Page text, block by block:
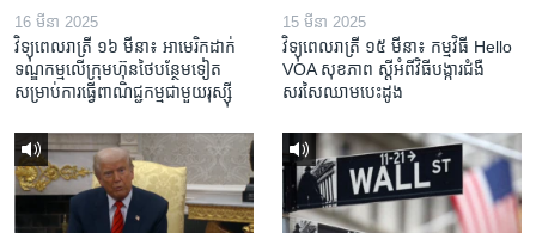
16 មីនា 2025
វិទ្យុពេលរាត្រី ១៦ មីនា៖ អាមេរិក​ដាក់​
ទណ្ឌកម្ម​លើ​ក្រុមហ៊ុន​ថៃ​បន្ថែម​ទៀត​
សម្រាប់​ការ​ធ្វើ​ពាណិជ្ជកម្ម​ជាមួយ​រុស្ស៊ី
15 មីនា 2025
វិទ្យុពេលរាត្រី ១៥ មីនា៖ កម្មវិធី ​Hello
VOA សុខភាព ស្ដី​អំពី​វិធី​បង្ការ​ជំងឺ​
សរសៃ​ឈាម​បេះដូង